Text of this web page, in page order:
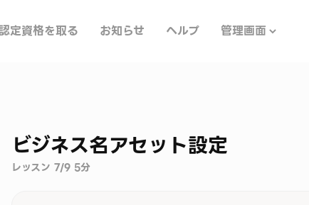
定資格を取る お知らせ ヘルプ 管理画面
レッスン 7/9 5分
ビジネス名アセット設定